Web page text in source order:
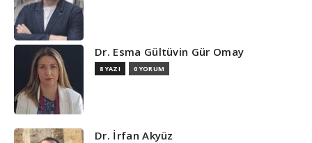
Dr. Esma Gültüvin Gür Omay
8 YAZI 0 YORUM
Dr. İrfan Akyüz